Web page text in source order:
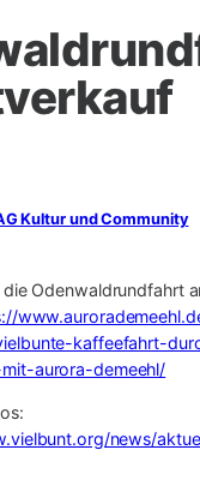
Kultur und Community
Odenwaldrundfahrt
kaffeefahrt-
aurora-demeehl/
news/